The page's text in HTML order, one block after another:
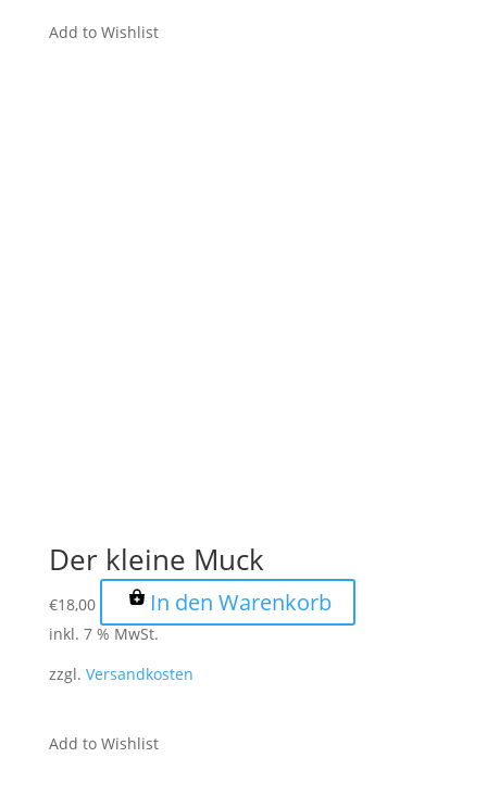
Add to Wishlist
Der kleine Muck
€18,00 In den Warenkorb
inkl. 7 % MwSt.
zzgl. Versandkosten
Add to Wishlist